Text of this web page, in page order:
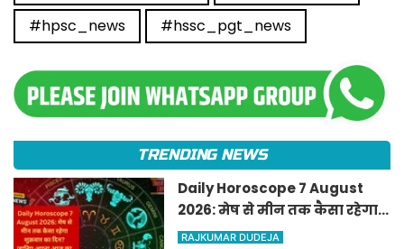
#hpsc_news
#hssc_pgt_news
TRENDING NEWS
Daily Horoscope 7 August
2026: मेष से मीन तक कैसा रहेगा
शुक्रवार का दिन? जानिए अपना
RAJKUMAR DUDEJA